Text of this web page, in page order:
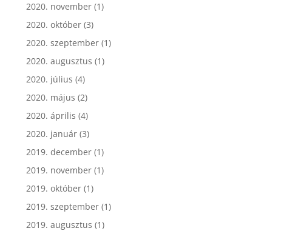
2020. november(1)
2020. október(3)
2020. szeptember(1)
2020. augusztus (1)
2020. július (4)
2020. május (2)
2020. április (4)
2020. január(3)
2019. december(1)
2019. november(1)
2019. október(1)
2019. szeptember(1)
2019. augusztus (1)